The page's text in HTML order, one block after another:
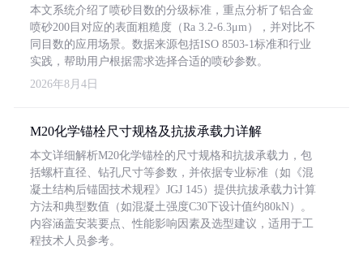
本文系统介绍了喷砂目数的分级标准，重点分析了铝合金
喷砂200目对应的表面粗糙度（Ra 3.2-6.3μm），并对比不
同目数的应用场景。数据来源包括ISO 8503-1标准和行业
实践，帮助用户根据需求选择合适的喷砂参数。
2026年8月4日
M20化学锚栓尺寸规格及抗拔承载力详解
本文详细解析M20化学锚栓的尺寸规格和抗拔承载力，包
括螺杆直径、钻孔尺寸等参数，并依据专业标准（如《混
凝土结构后锚固技术规程》JGJ 145）提供抗拔承载力计算
方法和典型数值（如混凝土强度C30下设计值约80kN）。
内容涵盖安装要点、性能影响因素及选型建议，适用于工
程技术人员参考。